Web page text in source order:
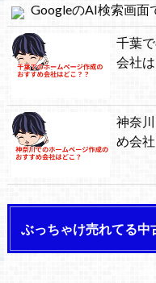
GoogleのAI検索画面
千葉
会社
神奈
め会
ぶっちゃけ売れてる中